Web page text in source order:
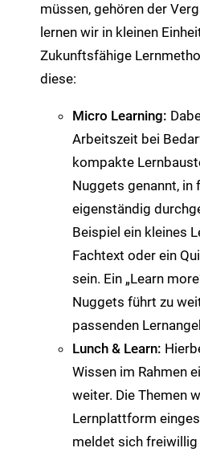
müssen, gehören der
lernen wir in kleinen
Zukunftsfähige
diese:
Micro Learning:
Arbeitszeit bei
kompakte
Nuggets genannt, in
eigenständig
Beispiel ein kleines
Fachtext oder ein
sein. Ein „Learn
Nuggets führt zu
passenden
Lunch & Learn:
Wissen im Rahmen
weiter. Die Themen
Lernplattform
meldet sich freiwillig